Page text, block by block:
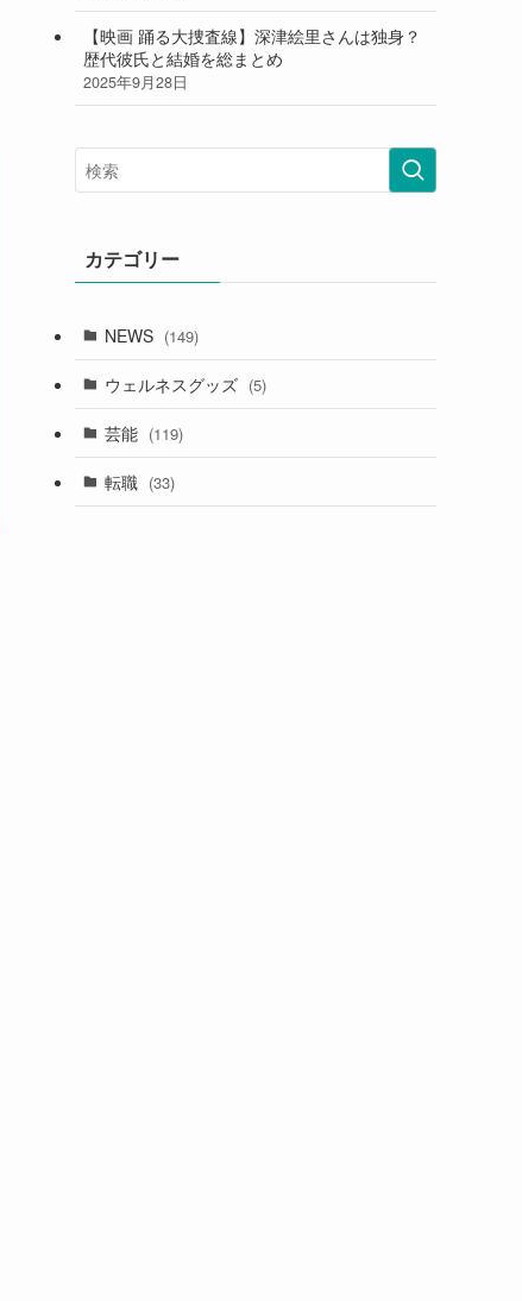
【映画 踊る大捜査線】深津絵里さんは独身？
歴代彼氏と結婚を総まとめ
2025年9月28日
カテゴリー
NEWS (149)
ウェルネスグッズ (5)
芸能 (119)
転職 (33)